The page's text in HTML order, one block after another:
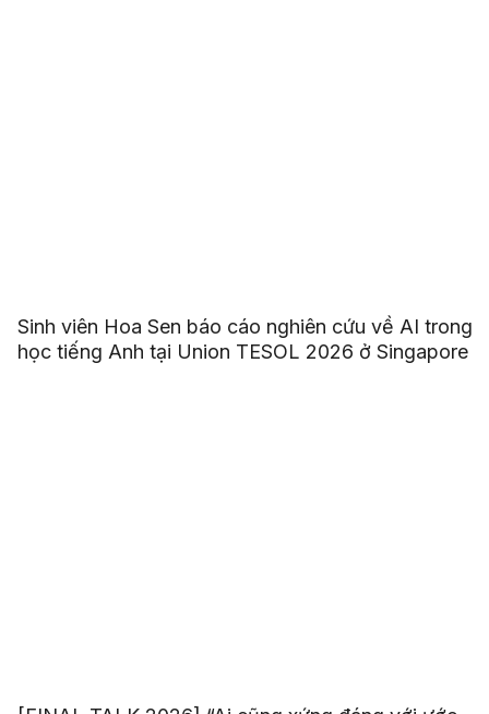
Sinh viên Hoa Sen báo cáo nghiên cứu về AI trong
học tiếng Anh tại Union TESOL 2026 ở Singapore